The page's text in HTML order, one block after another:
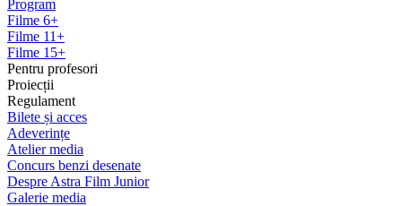
Program
Filme 6+
Filme 11+
Filme 15+
Pentru profesori
Proiecții
Regulament
Bilete și acces
Adeverințe
Atelier media
Concurs benzi desenate
Despre Astra Film Junior
Galerie media